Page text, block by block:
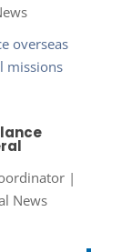
|
News